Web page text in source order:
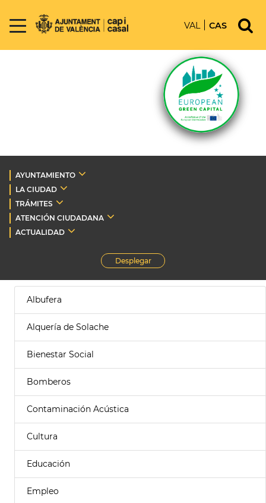
VAL CAS
AYUNTAMIENTO
LA CIUDAD
TRÁMITES
ATENCIÓN CIUDADANA
ACTUALIDAD
Desplegar
Albufera
Alquería de Solache
Bienestar Social
Bomberos
Contaminación Acústica
Cultura
Educación
Empleo